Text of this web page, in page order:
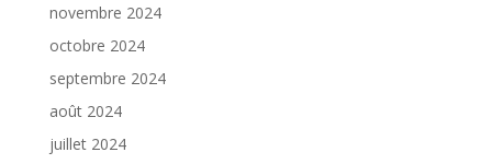
novembre 2024
octobre 2024
septembre 2024
août 2024
juillet 2024